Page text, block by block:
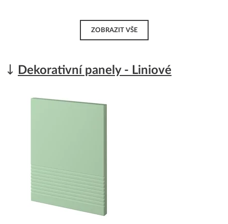
ZOBRAZIT VŠE
Dekorativní panely - Liniové